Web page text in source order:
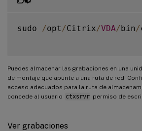
sudo /opt /Citrix/VDA/bin/
Puedes almacenar las grabaciones en una
de montaje que apunte a una ruta de red.
acceso adecuados para la ruta de
concede al usuario ctxsrvr permiso de
Ver grabaciones